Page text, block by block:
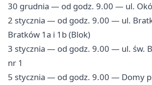
30 grudnia — od godz. 9.00 — ul.
2 stycznia — od godz. 9.00 — ul.
Bratków 1a i 1b (Blok)
3 stycznia — od godz. 9.00 — ul. św.
nr 1
5 stycznia — od godz. 9.00 — Domy